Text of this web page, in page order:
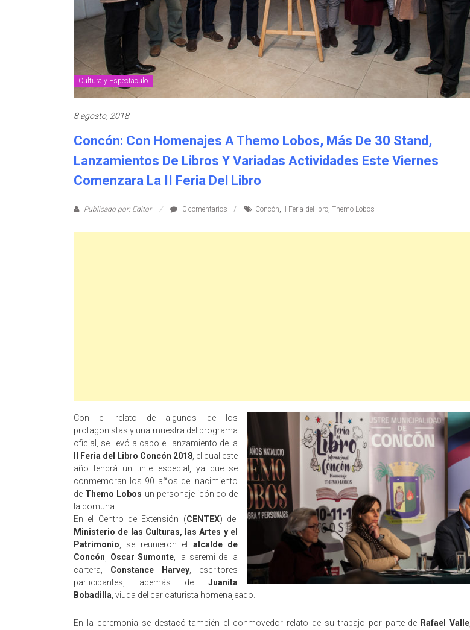
Cultura y Espectáculo
8 agosto, 2018
Concón: Con Homenajes A Themo Lobos, Más De 30 Stand,
Lanzamientos De Libros Y Variadas Actividades Este Viernes
Comenzara La II Feria Del Libro
Publicado por: Editor 0 comentarios Concón, II Feria del lbro, Themo Lobos
Con el relato de algunos de los
protagonistas y una muestra del programa
oficial, se llevó a cabo el lanzamiento de la
II Feria del Libro Concón 2018 , el cual este
año tendrá un tinte especial, ya que se
conmemoran los 90 años del nacimiento
de Themo Lobos un personaje icónico de
la comuna.
En el Centro de Extensión (CENTEX) del
Ministerio de las Culturas, las Artes y el
Patrimonio , se reunieron el alcalde de
Concón
Oscar Sumonte , la seremi de la
cartera, Constance Harvey , escritores
participantes, además de Juanita
Bobadilla , viuda del caricaturista homenajeado.
En la ceremonia se destacó también el conmovedor relato de su trabajo por parte de Rafael Valle